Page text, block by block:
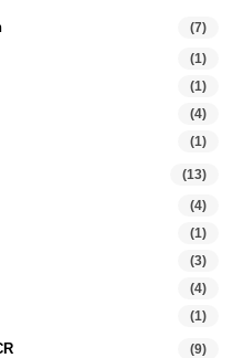
(7)
(1)
(1)
(4)
(1)
(13)
(4)
(1)
(3)
(4)
(1)
(9)